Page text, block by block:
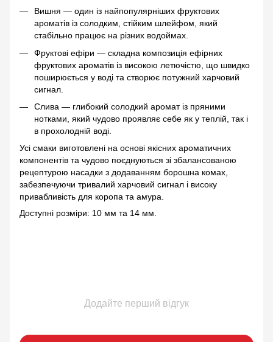
Вишня — один із найпопулярніших фруктових
ароматів із солодким, стійким шлейфом, який
стабільно працює на різних водоймах.
Фруктові ефіри — складна композиція ефірних
фруктових ароматів із високою летючістю, що швидко
поширюється у воді та створює потужний харчовий
сигнал.
Слива — глибокий солодкий аромат із пряними
нотками, який чудово проявляє себе як у теплій, так і
в прохолодній воді.
Усі смаки виготовлені на основі якісних ароматичних
компонентів та чудово поєднуються зі збалансованою
рецептурою насадки з додаванням борошна комах,
забезпечуючи тривалий харчовий сигнал і високу
привабливість для коропа та амура.
Доступні розміри: 10 мм та 14 мм.
Додайте перший відгук